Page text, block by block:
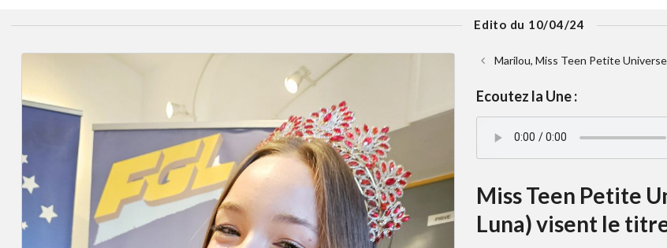
Edito du 10/04/24
Marilou, Miss Teen Petite
Ecoutez la Une :
Miss Teen Petite
Luna) visent le